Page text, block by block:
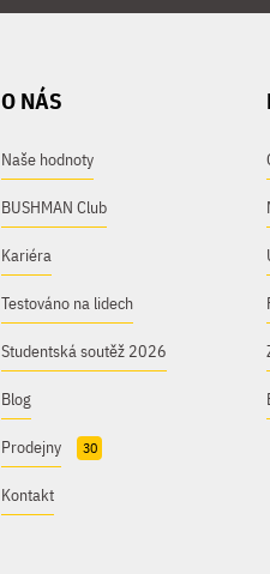
O NÁS
Naše hodnoty
BUSHMAN Club
Kariéra
Testováno na lidech
Studentská soutěž 2026
Blog
Prodejny 30
Kontakt